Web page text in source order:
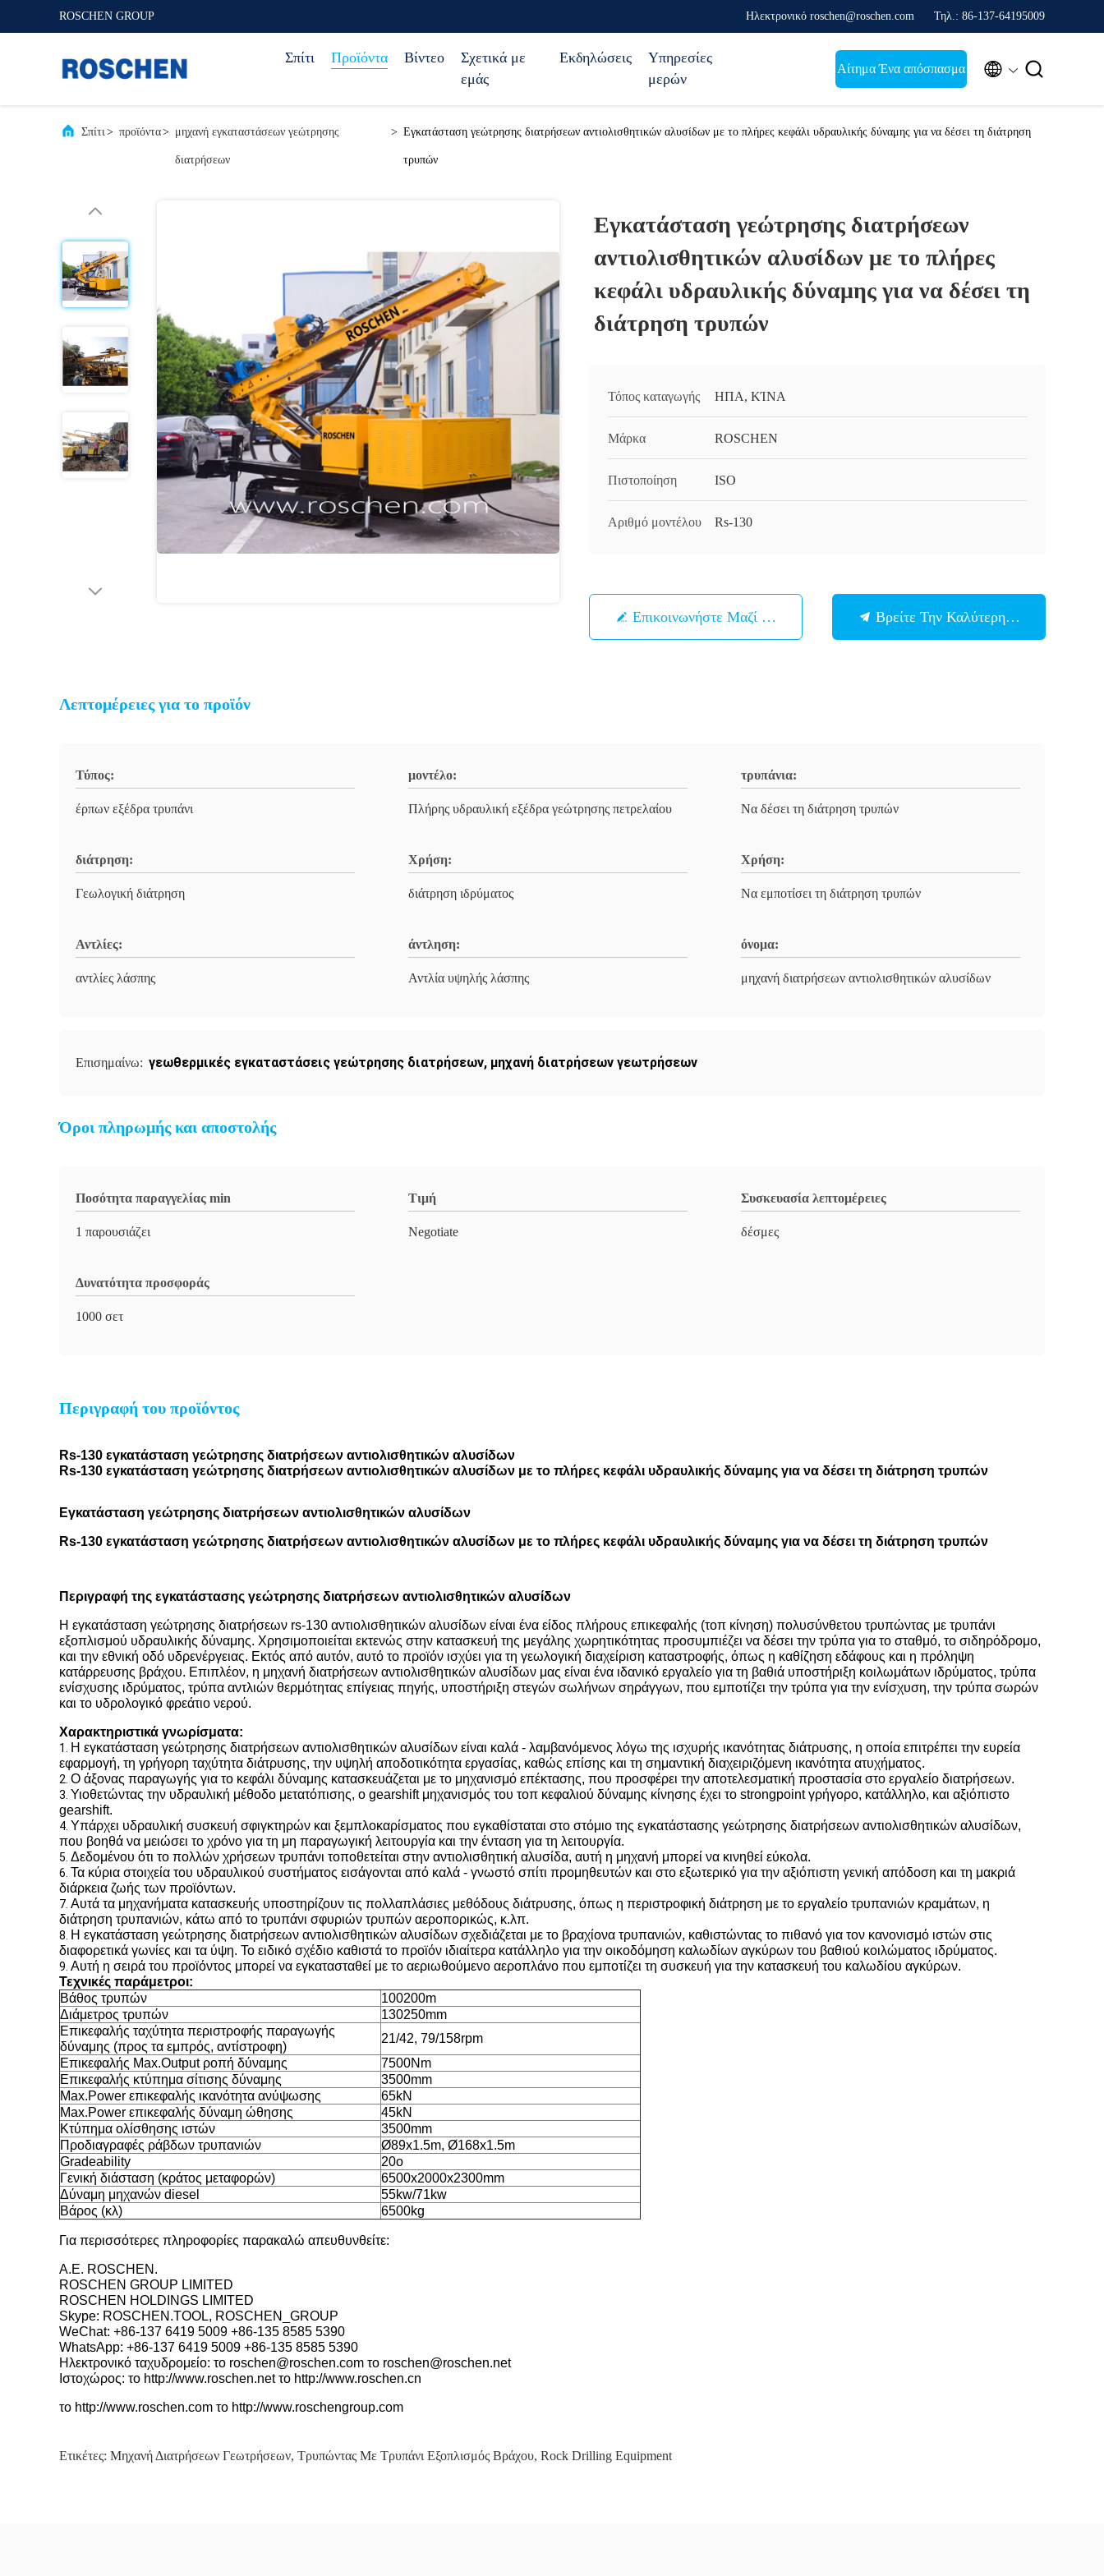
ROSCHEN GROUP Ηλεκτρονικό roschen@roschen.com Τηλ.: 86-137-64195009
Σπίτι Προϊόντα Βίντεο
Σχετικά με
εμάς
Εκδηλώσεις
Υπηρεσίες
μερών
Αίτημα Ένα απόσπασμα  
Σπίτι> προϊόντα> μηχανή εγκαταστάσεων γεώτρησης
διατρήσεων
> Εγκατάσταση γεώτρησης διατρήσεων αντιολισθητικών αλυσίδων με το πλήρες κεφάλι υδραυλικής δύναμης για να δέσει τη διάτρηση
τρυπών
Εγκατάσταση γεώτρησης διατρήσεων
αντιολισθητικών αλυσίδων με το πλήρες
κεφάλι υδραυλικής δύναμης για να δέσει τη
διάτρηση τρυπών
Τόπος καταγωγής ΗΠΑ, ΚΊΝΑ
Μάρκα ROSCHEN
Πιστοποίηση ISO
Αριθμό μοντέλου Rs-130
Επικοινωνήστε Μαζί Μας Βρείτε Την Καλύτερη Τιμή
Λεπτομέρειες για το προϊόν
Τύπος:
έρπων εξέδρα τρυπάνι
μοντέλο:
Πλήρης υδραυλική εξέδρα γεώτρησης πετρελαίου
τρυπάνια:
Να δέσει τη διάτρηση τρυπών
διάτρηση:
Γεωλογική διάτρηση
Χρήση:
διάτρηση ιδρύματος
Χρήση:
Να εμποτίσει τη διάτρηση τρυπών
Αντλίες:
αντλίες λάσπης
άντληση:
Αντλία υψηλής λάσπης
όνομα:
μηχανή διατρήσεων αντιολισθητικών αλυσίδων
Επισημαίνω: γεωθερμικές εγκαταστάσεις γεώτρησης διατρήσεων, μηχανή διατρήσεων γεωτρήσεων
Όροι πληρωμής και αποστολής
Ποσότητα παραγγελίας min
1 παρουσιάζει
Τιμή
Negotiate
Συσκευασία λεπτομέρειες
δέσμες
Δυνατότητα προσφοράς
1000 σετ
Περιγραφή του προϊόντος
Rs-130 εγκατάσταση γεώτρησης διατρήσεων αντιολισθητικών αλυσίδων
Rs-130 εγκατάσταση γεώτρησης διατρήσεων αντιολισθητικών αλυσίδων με το πλήρες κεφάλι υδραυλικής δύναμης για να δέσει τη διάτρηση τρυπών
Εγκατάσταση γεώτρησης διατρήσεων αντιολισθητικών αλυσίδων
Rs-130 εγκατάσταση γεώτρησης διατρήσεων αντιολισθητικών αλυσίδων με το πλήρες κεφάλι υδραυλικής δύναμης για να δέσει τη διάτρηση τρυπών
Περιγραφή της εγκατάστασης γεώτρησης διατρήσεων αντιολισθητικών αλυσίδων
Η εγκατάσταση γεώτρησης διατρήσεων rs-130 αντιολισθητικών αλυσίδων είναι ένα είδος πλήρους επικεφαλής (τοπ κίνηση) πολυσύνθετου τρυπώντας με τρυπάνι
εξοπλισμού υδραυλικής δύναμης. Χρησιμοποιείται εκτενώς στην κατασκευή της μεγάλης χωρητικότητας προσυμπιέζει να δέσει την τρύπα για το σταθμό, το σιδηρόδρομο,
και την εθνική οδό υδρενέργειας. Εκτός από αυτόν, αυτό το προϊόν ισχύει για τη γεωλογική διαχείριση καταστροφής, όπως η καθίζηση εδάφους και η πρόληψη
κατάρρευσης βράχου. Επιπλέον, η μηχανή διατρήσεων αντιολισθητικών αλυσίδων μας είναι ένα ιδανικό εργαλείο για τη βαθιά υποστήριξη κοιλωμάτων ιδρύματος, τρύπα
ενίσχυσης ιδρύματος, τρύπα αντλιών θερμότητας επίγειας πηγής, υποστήριξη στεγών σωλήνων σηράγγων, που εμποτίζει την τρύπα για την ενίσχυση, την τρύπα σωρών
και το υδρολογικό φρεάτιο νερού.
Χαρακτηριστικά γνωρίσματα:
1.
Η εγκατάσταση γεώτρησης διατρήσεων αντιολισθητικών αλυσίδων είναι καλά - λαμβανόμενος λόγω της ισχυρής ικανότητας διάτρυσης, η οποία επιτρέπει την ευρεία
εφαρμογή, τη γρήγορη ταχύτητα διάτρυσης, την υψηλή αποδοτικότητα εργασίας, καθώς επίσης και τη σημαντική διαχειριζόμενη ικανότητα ατυχήματος.
2. Ο άξονας παραγωγής για το κεφάλι δύναμης κατασκευάζεται με το μηχανισμό επέκτασης, που προσφέρει την αποτελεσματική προστασία στο εργαλείο διατρήσεων.
3. Υιοθετώντας την υδραυλική μέθοδο μετατόπισης, ο gearshift μηχανισμός του τοπ κεφαλιού δύναμης κίνησης έχει το strongpoint γρήγορο, κατάλληλο, και αξιόπιστο
gearshift.
4. Υπάρχει υδραυλική συσκευή σφιγκτηρών και ξεμπλοκαρίσματος που εγκαθίσταται στο στόμιο της εγκατάστασης γεώτρησης διατρήσεων αντιολισθητικών αλυσίδων,
που βοηθά να μειώσει το χρόνο για τη μη παραγωγική λειτουργία και την ένταση για τη λειτουργία.
5. Δεδομένου ότι το πολλών χρήσεων τρυπάνι τοποθετείται στην αντιολισθητική αλυσίδα, αυτή η μηχανή μπορεί να κινηθεί εύκολα.
6. Τα κύρια στοιχεία του υδραυλικού συστήματος εισάγονται από καλά - γνωστό σπίτι προμηθευτών και στο εξωτερικό για την αξιόπιστη γενική απόδοση και τη μακριά
διάρκεια ζωής των προϊόντων.
7. Αυτά τα μηχανήματα κατασκευής υποστηρίζουν τις πολλαπλάσιες μεθόδους διάτρυσης, όπως η περιστροφική διάτρηση με το εργαλείο τρυπανιών κραμάτων, η
διάτρηση τρυπανιών, κάτω από το τρυπάνι σφυριών τρυπών αεροπορικώς, κ.λπ.
8. Η εγκατάσταση γεώτρησης διατρήσεων αντιολισθητικών αλυσίδων σχεδιάζεται με το βραχίονα τρυπανιών, καθιστώντας το πιθανό για τον κανονισμό ιστών στις
διαφορετικά γωνίες και τα ύψη. Το ειδικό σχέδιο καθιστά το προϊόν ιδιαίτερα κατάλληλο για την οικοδόμηση καλωδίων αγκύρων του βαθιού κοιλώματος ιδρύματος.
9. Αυτή η σειρά του προϊόντος μπορεί να εγκατασταθεί με το αεριωθούμενο αεροπλάνο που εμποτίζει τη συσκευή για την κατασκευή του καλωδίου αγκύρων.
Τεχνικές παράμετροι:
Βάθος τρυπών
100200m
Διάμετρος τρυπών
130250mm
Επικεφαλής ταχύτητα περιστροφής παραγωγής
δύναμης (προς τα εμπρός, αντίστροφη)
21/42, 79/158rpm
Επικεφαλής Max.Output ροπή δύναμης
7500Nm
Επικεφαλής κτύπημα σίτισης δύναμης
3500mm
Max.Power επικεφαλής ικανότητα ανύψωσης
65kN
Max.Power επικεφαλής δύναμη ώθησης
45kN
Κτύπημα ολίσθησης ιστών
3500mm
Προδιαγραφές ράβδων τρυπανιών
Ø89x1.5m, Ø168x1.5m
Gradeability
20o
Γενική διάσταση (κράτος μεταφορών)
6500x2000x2300mm
Δύναμη μηχανών diesel
55kw/71kw
Βάρος (κλ)
6500kg
Για περισσότερες πληροφορίες παρακαλώ απευθυνθείτε:
Α.Ε. ROSCHEN.
ROSCHEN GROUP LIMITED
ROSCHEN HOLDINGS LIMITED
Skype: ROSCHEN.TOOL, ROSCHEN_GROUP
WeChat: +86-137 6419 5009 +86-135 8585 5390
WhatsApp: +86-137 6419 5009 +86-135 8585 5390
Ηλεκτρονικό ταχυδρομείο: το roschen@roschen.com το roschen@roschen.net
Ιστοχώρος: το http://www.roschen.net το http://www.roschen.cn
το http://www.roschen.com το http://www.roschengroup.com
Ετικέτες: Μηχανή Διατρήσεων Γεωτρήσεων, Τρυπώντας Με Τρυπάνι Εξοπλισμός Βράχου, Rock Drilling Equipment